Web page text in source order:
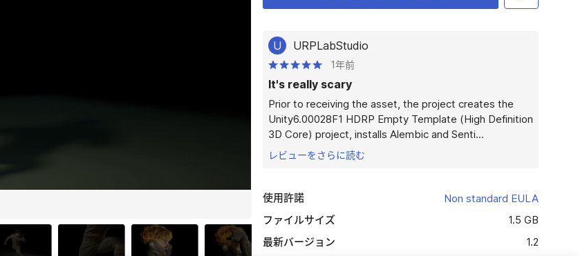
U URPLabStudio
1年前
It's really scary
Prior to receiving the asset, the project creates the
Unity6.00028F1 HDRP Empty Template (High Definition
3D Core) project, installs Alembic and Senti...
レビューをさらに読む
使用許諾
Non standard EULA
ファイルサイズ
1.5 GB
最新バージョン
1.2